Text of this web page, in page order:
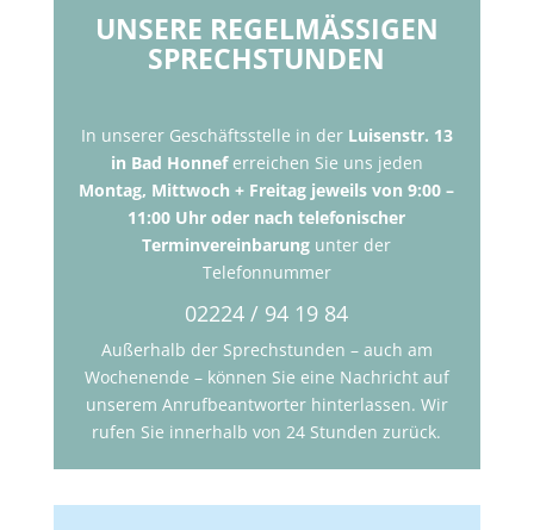
UNSERE REGELMÄSSIGEN
SPRECHSTUNDEN
In unserer Geschäftsstelle in derLuisenstr. 13
in Bad Honneferreichen Sie uns jeden
Montag, Mittwoch + Freitag jeweils von 9:00 –
11:00 Uhr oder nach telefonischer
Terminvereinbarung unter der
Telefonnummer
02224 / 94 19 84
Außerhalb der Sprechstunden – auch am
Wochenende – können Sie eine Nachricht auf
unserem Anrufbeantworter hinterlassen. Wir
rufen Sie innerhalb von 24 Stunden zurück.